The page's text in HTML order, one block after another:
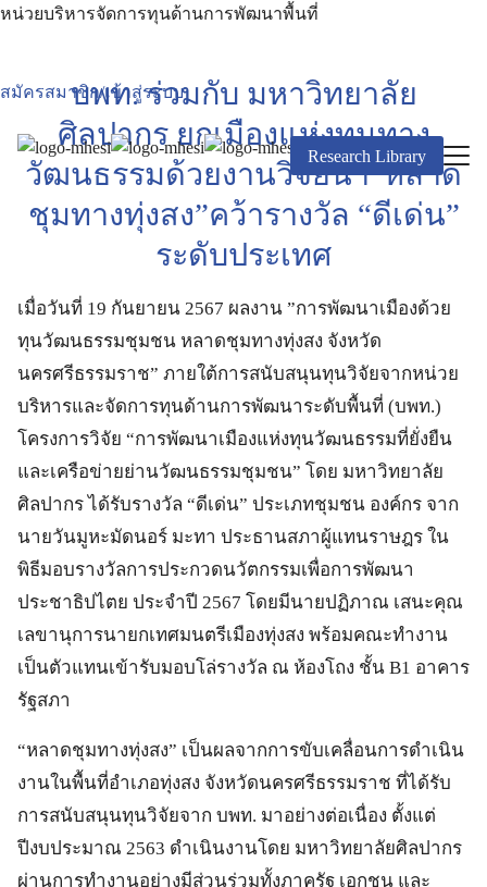
Skip
หน่วยบริหารจัดการทุนด้านการพัฒนาพื้นที่
สมัครสมาชิก/เข้าสู่ระบบ
Research Library
for:
บพท. ร่วมกับ มหาวิทยาลัย
ศิลปากร ยกเมืองแห่งทุนทาง
วัฒนธรรมด้วยงานวิจัยนำ”หลาด
ชุมทางทุ่งสง”คว้ารางวัล “ดีเด่น”
ระดับประเทศ
เมื่อวันที่ 19 กันยายน 2567 ผลงาน ”การพัฒนาเมืองด้วย
ทุนวัฒนธรรมชุมชน หลาดชุมทางทุ่งสง จังหวัด
นครศรีธรรมราช” ภายใต้การสนับสนุนทุนวิจัยจากหน่วย
บริหารและจัดการทุนด้านการพัฒนาระดับพื้นที่ (บพท.)
โครงการวิจัย “การพัฒนาเมืองแห่งทุนวัฒนธรรมที่ยั่งยืน
และเครือข่ายย่านวัฒนธรรมชุมชน” โดย มหาวิทยาลัย
ศิลปากร ได้รับรางวัล “ดีเด่น” ประเภทชุมชน องค์กร จาก
นายวันมูหะมัดนอร์ มะทา ประธานสภาผู้แทนราษฎร ใน
พิธีมอบรางวัลการประกวดนวัตกรรมเพื่อการพัฒนา
ประชาธิปไตย ประจำปี 2567 โดยมีนายปฏิภาณ เสนะคุณ
เลขานุการนายกเทศมนตรีเมืองทุ่งสง พร้อมคณะทำงาน
เป็นตัวแทนเข้ารับมอบโล่รางวัล ณ ห้องโถง ชั้น B1 อาคาร
รัฐสภา
​“หลาดชุมทางทุ่งสง” เป็นผลจากการขับเคลื่อนการดำเนิน
งานในพื้นที่อำเภอทุ่งสง จังหวัดนครศรีธรรมราช ที่ได้รับ
การสนับสนุนทุนวิจัยจาก บพท. มาอย่างต่อเนื่อง ตั้งแต่
ปีงบประมาณ 2563 ดำเนินงานโดย มหาวิทยาลัยศิลปากร
ผ่านการทำงานอย่างมีส่วนร่วมทั้งภาครัฐ เอกชน และ